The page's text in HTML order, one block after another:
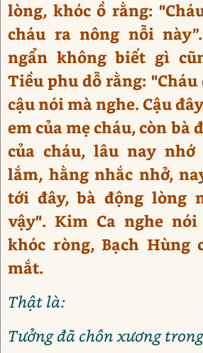
lòng, khóc ồ rằng:
cháu ra nông nỗi
ngẩn không biết gì
Tiều phu dỗ rằng: "Cháu
cậu nói mà nghe. Cậu
em của mẹ cháu, còn bà
của cháu, lâu nay nhớ
lắm, hằng nhắc nhở,
tới đây, bà động lòng
vậy". Kim Ca nghe
khóc ròng, Bạch Hùng
mắt.
Thật là:
Tưởng đã chôn xương